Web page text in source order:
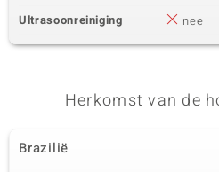
Ultrasoonreiniging
nee
Herkomst van de
Brazilië